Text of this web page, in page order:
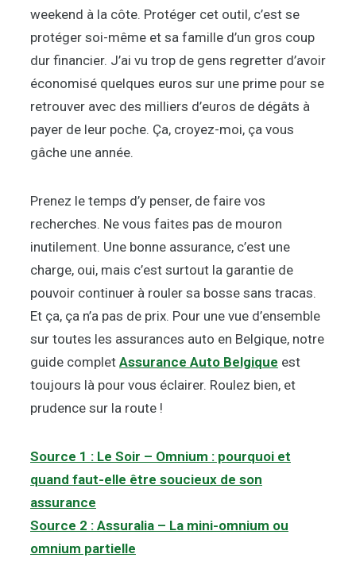
weekend à la côte. Protéger cet outil, c’est se
protéger soi-même et sa famille d’un gros coup
dur financier. J’ai vu trop de gens regretter d’avoir
économisé quelques euros sur une prime pour se
retrouver avec des milliers d’euros de dégâts à
payer de leur poche. Ça, croyez-moi, ça vous
gâche une année.
Prenez le temps d’y penser, de faire vos
recherches. Ne vous faites pas de mouron
inutilement. Une bonne assurance, c’est une
charge, oui, mais c’est surtout la garantie de
pouvoir continuer à rouler sa bosse sans tracas.
Et ça, ça n’a pas de prix. Pour une vue d’ensemble
sur toutes les assurances auto en Belgique, notre
guide complet Assurance Auto Belgique est
toujours là pour vous éclairer. Roulez bien, et
prudence sur la route !
Source 1 : Le Soir – Omnium : pourquoi et
quand faut-elle être soucieux de son
assurance
Source 2 : Assuralia – La mini-omnium ou
omnium partielle